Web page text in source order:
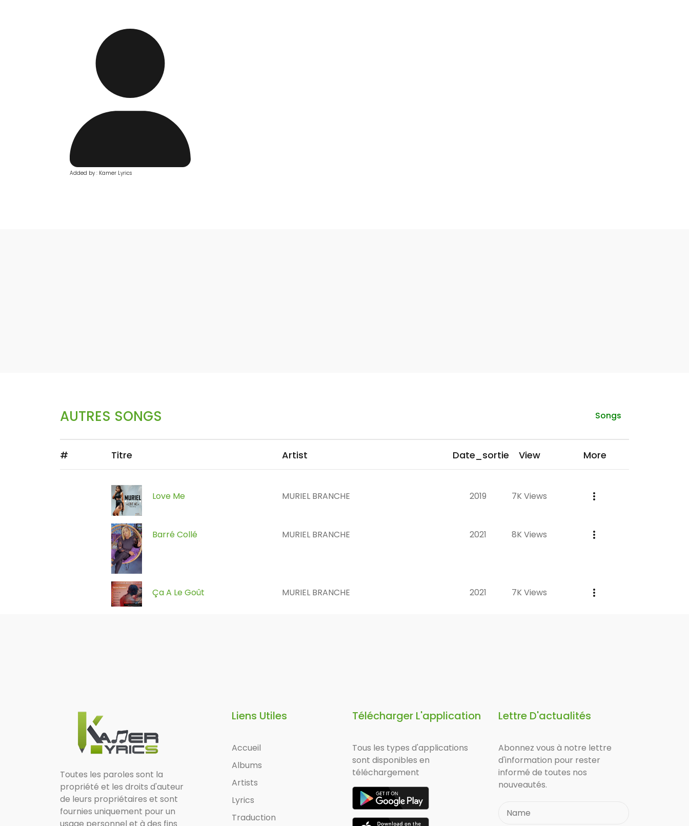
Added by : Kamer Lyrics
AUTRES SONGS Songs
# Titre Artist Date_sortie View More
Love Me MURIEL BRANCHE 2019 7K Views
Barré Collé MURIEL BRANCHE 2021 8K Views
Ça A Le Goût MURIEL BRANCHE 2021 7K Views
Toutes les paroles sont la
propriété et les droits d'auteur
de leurs propriétaires et sont
fournies uniquement pour un
Liens Utiles
Accueil
Albums
Artists
Lyrics
Traduction
Télécharger L'application
Tous les types d'applications
sont disponibles en
téléchargement
Lettre D'actualités
Abonnez vous à notre lettre
d'information pour rester
informé de toutes nos
nouveautés.